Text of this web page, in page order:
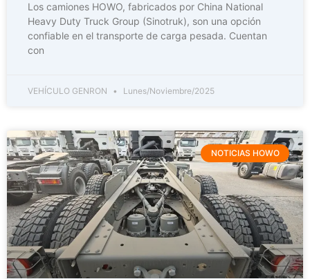
Los camiones HOWO, fabricados por China National
Heavy Duty Truck Group (Sinotruk), son una opción
confiable en el transporte de carga pesada. Cuentan
con
VEHÍCULO GENRON Lunes/Noviembre/2025
NOTICIAS HOWO